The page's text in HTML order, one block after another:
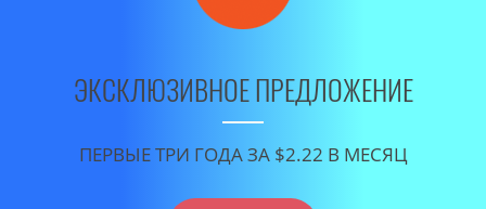
ЭКСКЛЮЗИВНОЕ ПРЕДЛОЖЕНИЕ
ПЕРВЫЕ ТРИ ГОДА ЗА $2.22 В МЕСЯЦ